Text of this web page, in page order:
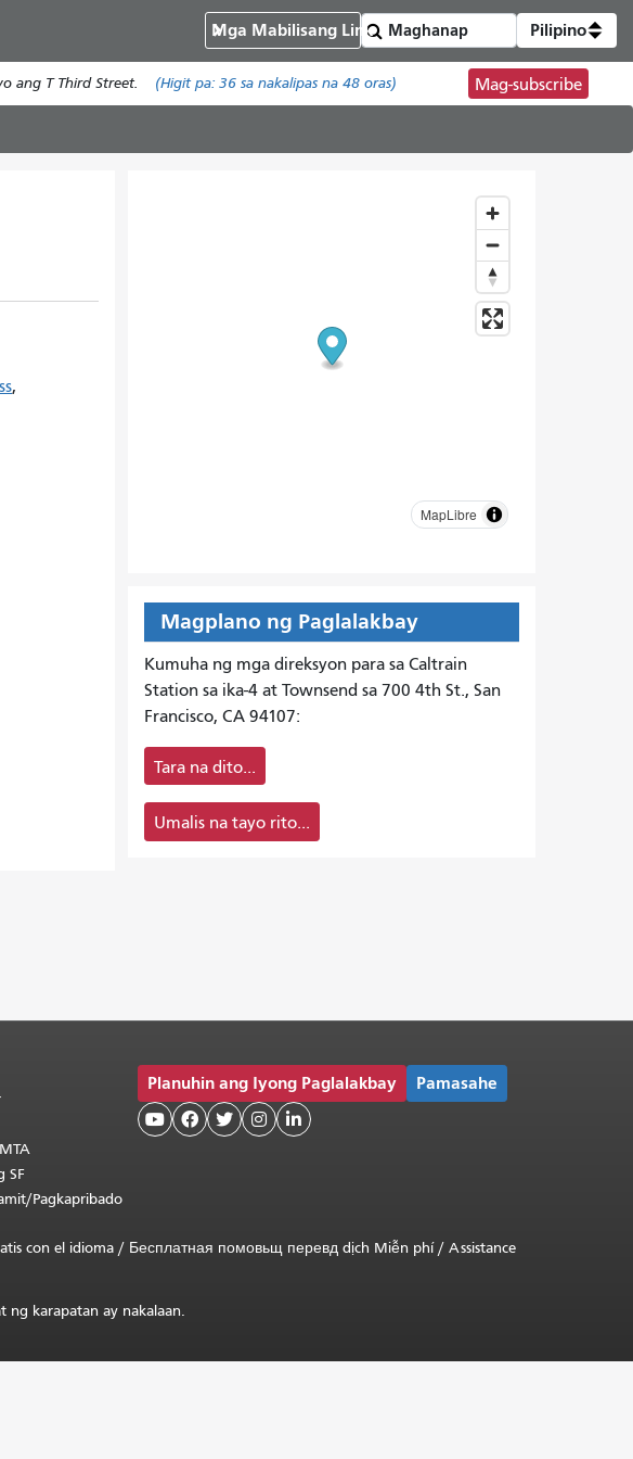
Mga Mabilisang Link Pilipino
ang T Third Street. (Higit pa: 36sa nakalipas na 48 oras) Mag-subscribe
MapLibre
Magplano ng Paglalakbay
Kumuha ng mga direksyon para sa Caltrain
Station sa ika-4 at Townsend sa 700 4th St., San
Francisco, CA 94107:
Tara na dito...
Umalis na tayo rito...
SF
Pagkapribado
Planuhin ang Iyong Paglalakbay Pamasahe
    
con el idioma / Бесплатная помовьщ перевд dịch Miễn phí/ Assistance
ng karapatan ay nakalaan.